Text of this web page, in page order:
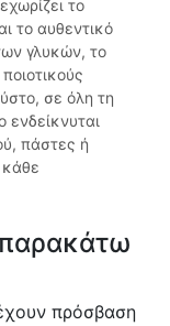
το
το αυθεντικό
γλυκών, το
σε όλη τη
ενδείκνυται
πάστες ή
παρακάτω
πρόσβαση